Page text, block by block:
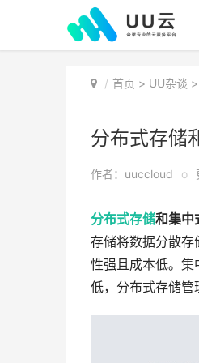
首页 > UU杂谈
分布式存储
作者：uuccloud o
分布式存储和集中
存储将数据分散存
性强且成本低。集
低，分布式存储管